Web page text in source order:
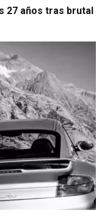
27 años tras brutal